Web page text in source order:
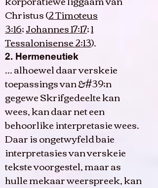
Christus (2 Timoteus
3:16;Johannes 17:17;1
Tessalonisense 2:13).
2. Hermeneutiek
... alhoewel daar verskeie
toepassings van &#39;n
gegewe Skrifgedeelte kan
wees, kan daar net een
behoorlike interpretasie wees.
Daar is ongetwyfeld baie
interpretasies van verskeie
tekste voorgestel, maar as
hulle mekaar weerspreek, kan